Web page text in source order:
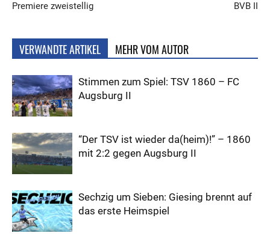
Premiere zweistellig
BVB II
VERWANDTE ARTIKEL MEHR VOM AUTOR
Stimmen zum Spiel: TSV 1860 – FC
Augsburg II
“Der TSV ist wieder da(heim)!” – 1860
mit 2:2 gegen Augsburg II
Sechzig um Sieben: Giesing brennt auf
das erste Heimspiel